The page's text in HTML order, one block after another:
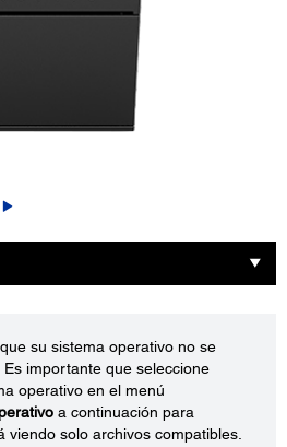
su sistema operativo no se
importante que seleccione
operativo en el menú
a continuación para
viendo solo archivos compatibles.